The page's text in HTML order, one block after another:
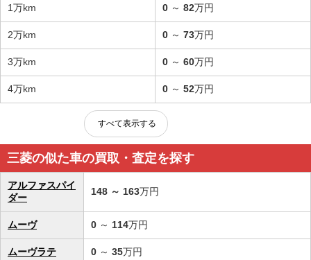
1万km 0 ～ 82万円
2万km 0 ～ 73万円
3万km 0 ～ 60万円
4万km 0 ～ 52万円
すべて表示する
三菱の似た車の買取・査定を探す
アルファスパイ
ダー
148 ～ 163万円
ムーヴ 0 ～ 114万円
ムーヴラテ 0 ～ 35万円